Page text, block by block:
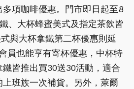
項咖啡優惠。門市即日起至8
、大杯蜂蜜美式及指定茶飲皆
與大杯拿鐵第二杯優惠則延
員也能享有寄杯優惠，中杯特
皆推出買30送30活動，適合
班族一次補貨。另外，萊爾